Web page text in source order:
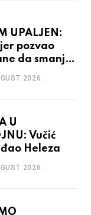
UPALJEN:
pozvao
da smanje
struje
2026.
U
Vučić
Heleza
2026.